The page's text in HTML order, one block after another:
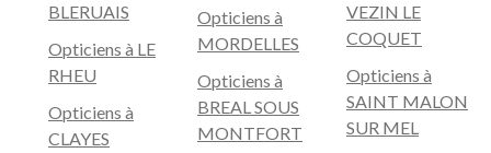
BLERUAIS
Opticiens à LE
RHEU
Opticiens à
CLAYES
Opticiens à
MORDELLES
Opticiens à
BREAL SOUS
MONTFORT
VEZIN LE
COQUET
Opticiens à
SAINT MALON
SUR MEL